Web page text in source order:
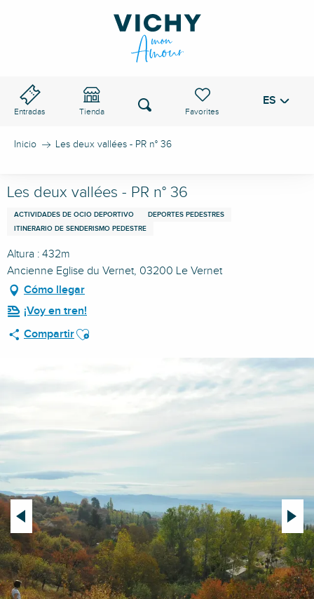
Entradas Tienda
Voir les favoris
Buscar ES
Inicio Les deux vallées - PR n° 36
Les deux vallées - PR n° 36
ACTIVIDADES DE OCIO DEPORTIVO
DEPORTES PEDESTRES
ITINERARIO DE SENDERISMO PEDESTRE
Altura : 432m
Ancienne Eglise du Vernet, 03200 Le Vernet
Cómo llegar
¡Voy en tren!
CompartirAjouter aux favoris